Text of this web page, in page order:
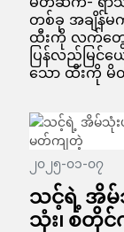
တစ်ခု အချိန်မ
ထီးကို လက်တွေ့က
ပြန်လည်မြင်
သော ထီးကို မိတ်
၂၀၂၅-၀၁-၀၇
သင့်ရဲ့ အိမ်
သုံး၊ စတိုင်